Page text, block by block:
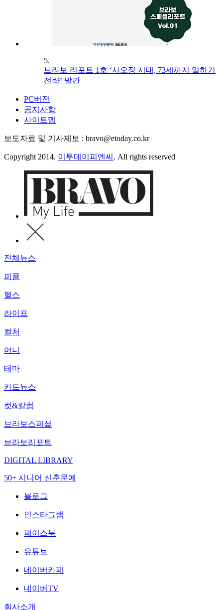
5.
브라보 리포트 1호 ‘사오정 시대, 73세까지 일하기
전략’ 발간
PC버전
공지사항
사이트맵
보도자료 및 기사제보 : bravo@etoday.co.kr
Copyright 2014. 이투데이피엔씨 . All rights reserved
전체뉴스
피플
헬스
라이프
컬처
머니
테마
카드뉴스
컷&칼럼
브라보스페셜
브라보리포트
DIGITAL LIBRARY
50+ 시니어 신춘문예
블로그
인스타그램
페이스북
유튜브
네이버카페
네이버TV
회사소개